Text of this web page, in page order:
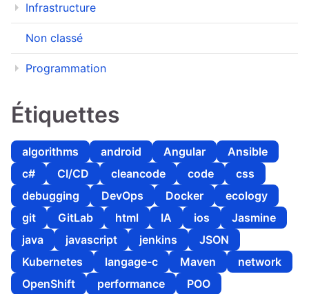
Infrastructure
Non classé
Programmation
Étiquettes
algorithms android Angular
Ansible
c#
CI/CD cleancode code
css
debugging
DevOps Docker
ecology
git
GitLab html IA ios
Jasmine
java
javascript jenkins
JSON
Kubernetes
langage-c Maven
network
OpenShift
performance POO